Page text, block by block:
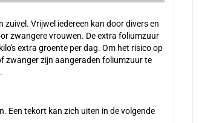
Vrijwel iedereen kan door divers en
zwangere vrouwen. De extra foliumzuur
extra groente per dag. Om het risico op
zwanger zijn aangeraden foliumzuur te
Een tekort kan zich uiten in de volgende